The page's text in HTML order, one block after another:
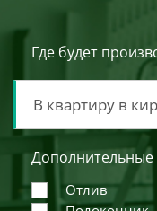
Где будет
Дополнительные
Отлив